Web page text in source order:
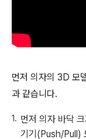
먼저 의자의 3D 모
과 같습니다.
먼저 의자 바닥
기기(Push/Pull)